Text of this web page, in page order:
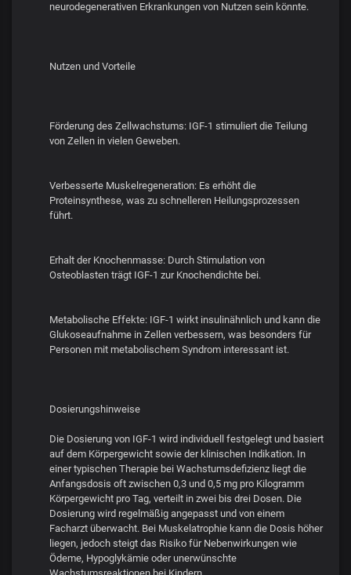
neurodegenerativen Erkrankungen von Nutzen sein könnte.
Nutzen und Vorteile
Förderung des Zellwachstums: IGF-1 stimuliert die Teilung
von Zellen in vielen Geweben.
Verbesserte Muskelregeneration: Es erhöht die
Proteinsynthese, was zu schnelleren Heilungsprozessen
führt.
Erhalt der Knochenmasse: Durch Stimulation von
Osteoblasten trägt IGF-1 zur Knochendichte bei.
Metabolische Effekte: IGF-1 wirkt insulinähnlich und kann die
Glukoseaufnahme in Zellen verbessern, was besonders für
Personen mit metabolischem Syndrom interessant ist.
Dosierungshinweise
Die Dosierung von IGF-1 wird individuell festgelegt und basiert
auf dem Körpergewicht sowie der klinischen Indikation. In
einer typischen Therapie bei Wachstumsdefizienz liegt die
Anfangsdosis oft zwischen 0,3 und 0,5 mg pro Kilogramm
Körpergewicht pro Tag, verteilt in zwei bis drei Dosen. Die
Dosierung wird regelmäßig angepasst und von einem
Facharzt überwacht. Bei Muskelatrophie kann die Dosis höher
liegen, jedoch steigt das Risiko für Nebenwirkungen wie
Ödeme, Hypoglykämie oder unerwünschte